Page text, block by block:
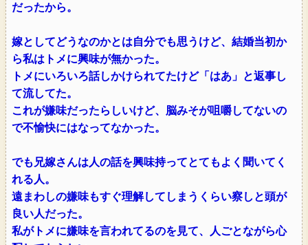
だったから。
嫁としてどうなのかとは自分でも思うけど、結婚当初か
ら私はトメに興味が無かった。
トメにいろいろ話しかけられてたけど「はあ」と返事し
て流してた。
これが嫌味だったらしいけど、脳みそが咀嚼してないの
で不愉快にはなってなかった。
でも兄嫁さんは人の話を興味持ってとてもよく聞いてく
れる人。
遠まわしの嫌味もすぐ理解してしまうくらい察しと頭が
良い人だった。
私がトメに嫌味を言われてるのを見て、人ごとながら心